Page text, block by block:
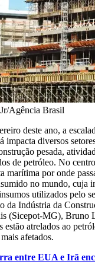
Agência Brasil
deste ano, a
impacta diversos
pesada,
de petróleo. No
marítima por onde
no mundo, cuja
utilizados pelo
da Indústria da
(Sicepot-MG), Bruno
estão atrelados ao
afetados.
entre EUA e Irã